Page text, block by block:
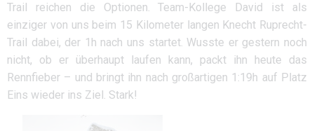
Trail reichen die Optionen. Team-Kollege David ist als
einziger von uns beim 15 Kilometer langen Knecht Ruprecht-
Trail dabei, der 1h nach uns startet. Wusste er gestern noch
nicht, ob er überhaupt laufen kann, packt ihn heute das
Rennfieber – und bringt ihn nach großartigen 1:19h auf Platz
Eins wieder ins Ziel. Stark!